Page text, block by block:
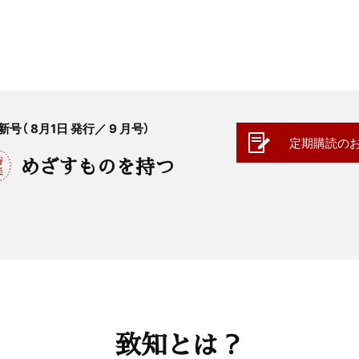
号（ 8月1日 発行／ 9 月号）
めざすものを持つ
定期購読の
致知とは？